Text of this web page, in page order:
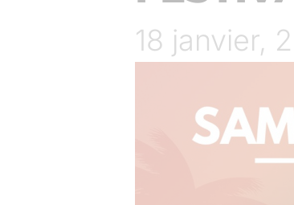
18 janvier,